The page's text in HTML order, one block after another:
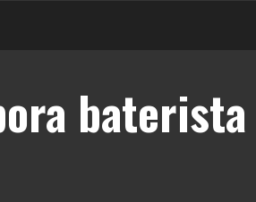
baterista